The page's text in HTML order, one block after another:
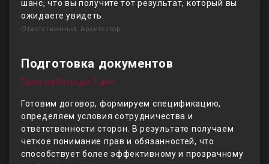
шанс, что вы получите тот результат, который вы
ожидаете увидеть.
Ответственный: Архитектор
Подготовка документов
Срок работы до 1 дня
Готовим договор, формируем спецификацию,
определяем условия сотрудничества и
ответственности сторон. В результате получаем
четкое понимание прав и обязанностей, что
способствует более эффективному и прозрачному